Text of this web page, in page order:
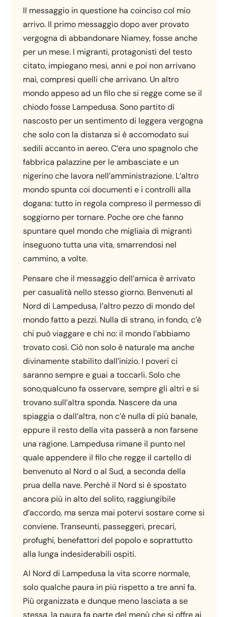
Il messaggio in questione ha coinciso col mio
arrivo. Il primo messaggio dopo aver provato
vergogna di abbandonare Niamey, fosse anche
per un mese. I migranti, protagonisti del testo
citato, impiegano mesi, anni e poi non arrivano
mai, compresi quelli che arrivano. Un altro
mondo appeso ad un filo che si regge come se il
chiodo fosse Lampedusa. Sono partito di
nascosto per un sentimento di leggera vergogna
che solo con la distanza si è accomodato sui
sedili accanto in aereo. C’era uno spagnolo che
fabbrica palazzine per le ambasciate e un
nigerino che lavora nell’amministrazione. L’altro
mondo spunta coi documenti e i controlli alla
dogana: tutto in regola compreso il permesso di
soggiorno per tornare. Poche ore che fanno
spuntare quel mondo che migliaia di migranti
inseguono tutta una vita, smarrendosi nel
cammino, a volte.
Pensare che il messaggio dell’amica è arrivato
per casualità nello stesso giorno. Benvenuti al
Nord di Lampedusa, l’altro pezzo di mondo del
mondo fatto a pezzi. Nulla di strano, in fondo, c’è
chi può viaggare e chi no: il mondo l’abbiamo
trovato così. Ciò non solo è naturale ma anche
divinamente stabilito dall’inizio. I poveri ci
saranno sempre e guai a toccarli. Solo che
sono,qualcuno fa osservare, sempre gli altri e si
trovano sull’altra sponda. Nascere da una
spiaggia o dall’altra, non c’è nulla di più banale,
eppure il resto della vita passerà a non farsene
una ragione. Lampedusa rimane il punto nel
quale appendere il filo che regge il cartello di
benvenuto al Nord o al Sud, a seconda della
prua della nave. Perché il Nord si è spostato
ancora più in alto del solito, raggiungibile
d’accordo, ma senza mai potervi sostare come si
conviene. Transeunti, passeggeri, precari,
profughi, benefattori del popolo e soprattutto
alla lunga indesiderabili ospiti.
Al Nord di Lampedusa la vita scorre normale,
solo qualche paura in più rispetto a tre anni fa.
Più organizzata e dunque meno lasciata a se
stessa, la paura fa parte del menù che si offre ai